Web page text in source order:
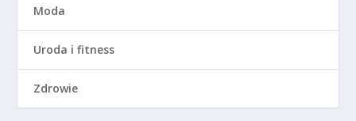
Moda
Uroda i fitness
Zdrowie